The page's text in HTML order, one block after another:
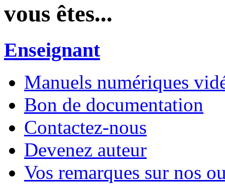
vous êtes...
Enseignant
Manuels numériques
Bon de documentation
Contactez-nous
Devenez auteur
Vos remarques sur nos